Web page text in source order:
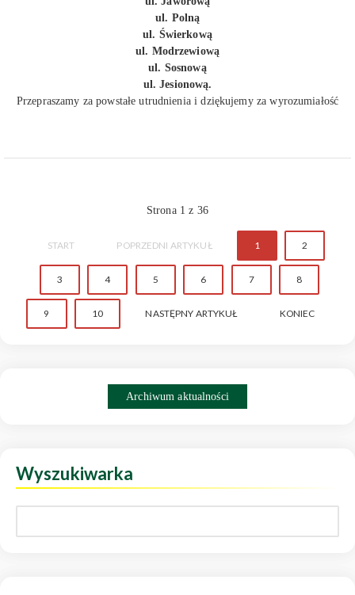
ul. Polną
ul. Świerkową
ul. Modrzewiową
ul. Sosnową
ul. Jesionową.
Przepraszamy za powstałe utrudnienia i dziękujemy za wyrozumiałość
Strona 1 z 36
START POPRZEDNI ARTYKUŁ 1 2
3 4 5 6 7 8
9 10 NASTĘPNY ARTYKUŁ KONIEC
Archiwum aktualności
Wyszukiwarka